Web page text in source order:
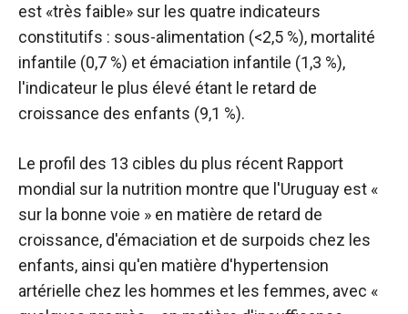
est «très faible» sur les quatre indicateurs
constitutifs : sous-alimentation (<2,5 %), mortalité
infantile (0,7 %) et émaciation infantile (1,3 %),
l'indicateur le plus élevé étant le retard de
croissance des enfants (9,1 %).
Le profil des 13 cibles du plus récent Rapport
mondial sur la nutrition montre que l'Uruguay est «
sur la bonne voie » en matière de retard de
croissance, d'émaciation et de surpoids chez les
enfants, ainsi qu'en matière d'hypertension
artérielle chez les hommes et les femmes, avec «